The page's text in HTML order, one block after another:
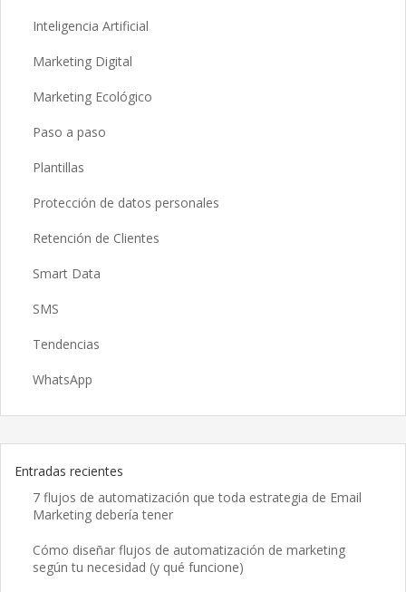
Inteligencia Artificial
Marketing Digital
Marketing Ecológico
Paso a paso
Plantillas
Protección de datos personales
Retención de Clientes
Smart Data
SMS
Tendencias
WhatsApp
Entradas recientes
7 flujos de automatización que toda estrategia de Email
Marketing debería tener
Cómo diseñar flujos de automatización de marketing
según tu necesidad (y qué funcione)